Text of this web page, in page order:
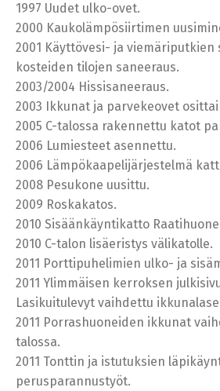
1997 Uudet ulko-ovet.
2000 Kaukolämpösiirtimen
2001 Käyttövesi- ja viemäriputkien
kosteiden tilojen saneeraus.
2003/2004 Hissisaneeraus.
2003 Ikkunat ja parvekeovet
2005 C-talossa rakennettu katot
2006 Lumiesteet asennettu.
2006 Lämpökaapelijärjestelmä
2008 Pesukone uusittu.
2009 Roskakatos.
2010 Sisäänkäyntikatto
2010 C-talon lisäeristys välikatolle.
2011 Porttipuhelimien ulko- ja
2011 Ylimmäisen kerroksen
Lasikuitulevyt vaihdettu
2011 Porrashuoneiden ikkunat
talossa.
2011 Tonttin ja istutuksien
perusparannustyöt.